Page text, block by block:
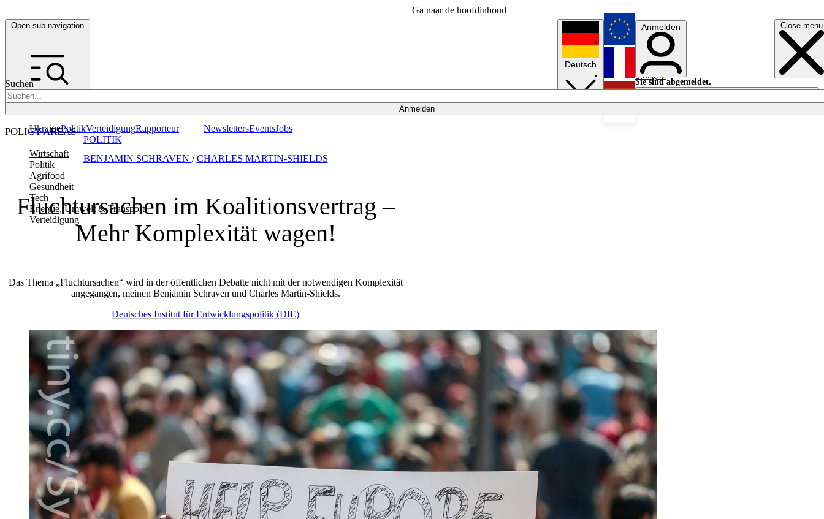
Ga naar de hoofdinhoud
Open sub navigation Close menu
Suchen
Anmelden
POLICY AREAS
Wirtschaft
Politik
Agrifood
Gesundheit
Tech
Energie, Umwelt & Transport
Verteidigung
UkrainePolitikVerteidigungRapporteur NewslettersEventsJobs
Deutsch
English
Français
Anmelden
Sie sind abgemeldet.
Anmelden
Licht aus
Fluchtursachen im Koalitionsvertrag –
Mehr Komplexität wagen!
Das Thema „Fluchtursachen“ wird in der öffentlichen Debatte nicht mit der notwendigen Komplexität
angegangen, meinen Benjamin Schraven und Charles Martin-Shields.
BENJAMIN SCHRAVEN /CHARLES MARTIN-SHIELDS
POLITIK
Deutsches Institut für Entwicklungspolitik (DIE)